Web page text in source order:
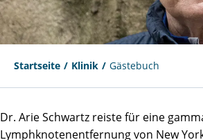
Startseite Klinik Gästebuch
Dr. Arie Schwartz reiste für eine
Lymphknotenentfernung von New